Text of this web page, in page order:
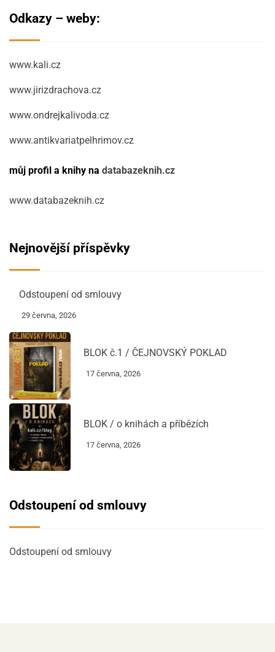
Odkazy – weby:
www.kali.cz
www.jirizdrachova.cz
www.ondrejkalivoda.cz
www.antikvariatpelhrimov.cz
můj profil a knihy na databazeknih.cz
www.databazeknih.cz
Nejnovější příspěvky
Odstoupení od smlouvy
29 června, 2026
BLOK č.1 / ČEJNOVSKÝ POKLAD
17 června, 2026
BLOK / o knihách a příbězích
17 června, 2026
Odstoupení od smlouvy
Odstoupení od smlouvy